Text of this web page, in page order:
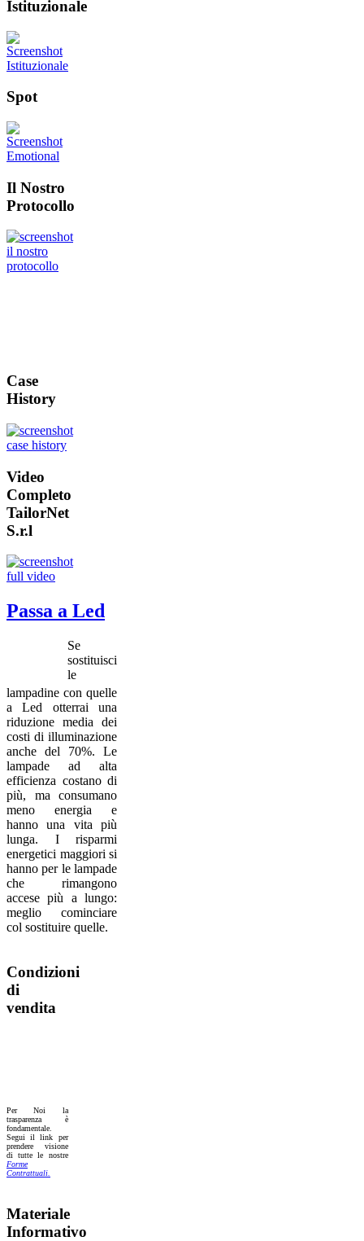
Istituzionale
Spot
Il Nostro
Protocollo
Case
History
Video
Completo
TailorNet
S.r.l
Passa a Led
Se
sostituisci
le
lampadine con quelle
a Led otterrai una
riduzione media dei
costi di illuminazione
anche del 70%. Le
lampade ad alta
efficienza costano di
più, ma consumano
meno energia e
hanno una vita più
lunga. I risparmi
energetici maggiori si
hanno per le lampade
che rimangono
accese più a lungo:
meglio cominciare
col sostituire quelle.
Condizioni
di
vendita
Per Noi la
trasparenza è
fondamentale.
Segui il link per
prendere visione
di tutte le nostre
Forme
Contrattuali.
Materiale
Informativo